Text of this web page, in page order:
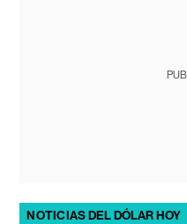
NOTICIAS DEL DÓLAR HOY